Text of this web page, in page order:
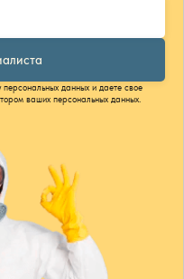
данных и даете свое
ваших персональных данных.